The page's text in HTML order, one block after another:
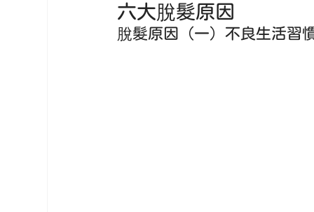
六大脫髮原因
脫髮原因（一）不良生活習